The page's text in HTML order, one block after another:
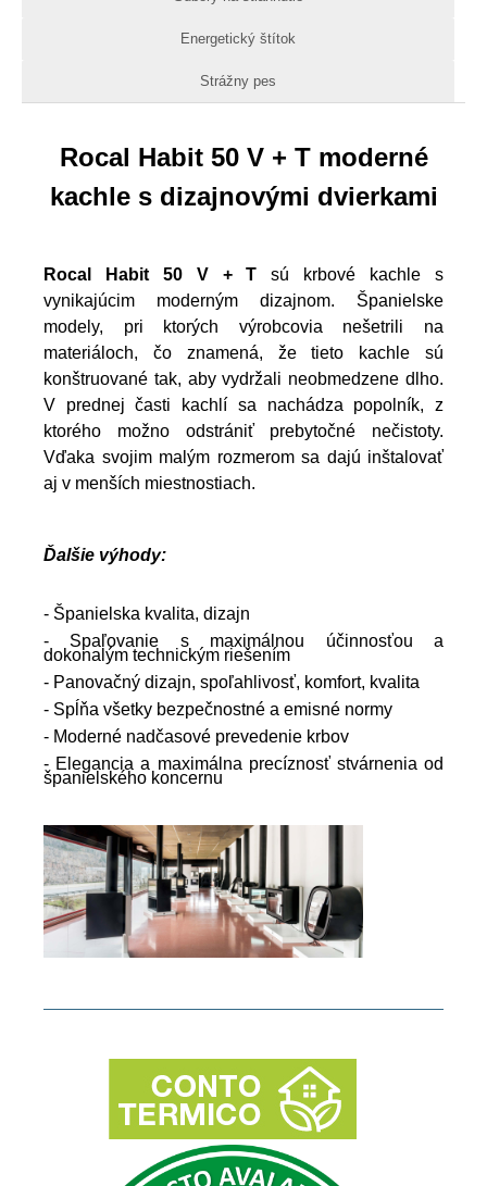
Energetický štítok
Strážny pes
Rocal Habit 50 V + T moderné
kachle s dizajnovými dvierkami
Rocal Habit 50 V + T sú krbové kachle s
vynikajúcim moderným dizajnom. Španielske
modely, pri ktorých výrobcovia nešetrili na
materiáloch, čo znamená, že tieto kachle sú
konštruované tak, aby vydržali neobmedzene dlho.
V prednej časti kachlí sa nachádza popolník, z
ktorého možno odstrániť prebytočné nečistoty.
Vďaka svojim malým rozmerom sa dajú inštalovať
aj v menších miestnostiach.
Ďalšie výhody:
- Španielska kvalita, dizajn
- Spaľovanie s maximálnou účinnosťou a
dokonalým technickým riešením
- Panovačný dizajn, spoľahlivosť, komfort, kvalita
- Spĺňa všetky bezpečnostné a emisné normy
- Moderné nadčasové prevedenie krbov
- Elegancia a maximálna precíznosť stvárnenia od
španielského koncernu